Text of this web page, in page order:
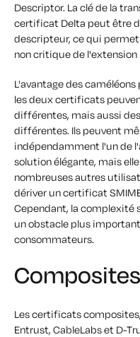
Descriptor. La clé de la
certificat Delta peut être
descripteur, ce qui
non critique de
L'avantage des
les deux certificats
différentes, mais aussi
différentes. Ils peuvent
indépendamment l'un de
solution élégante, mais
nombreuses autres
dériver un certificat
Cependant, la complexité
un obstacle plus
consommateurs.
Composites
Les certificats
Entrust, CableLabs et D-